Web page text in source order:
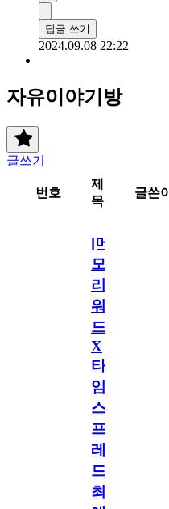
답글 쓰기
2024.09.08 22:22
자유이야기방
글쓰기
번호
제
목
글쓴이
[메
모
리
워
드
X
타
임
스
프
레
드]
최